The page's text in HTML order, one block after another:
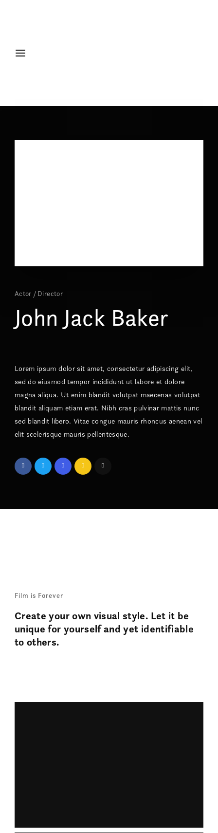
Actor Director
John Jack Baker
Lorem ipsum dolor sit amet, consectetur adipiscing elit,
sed do eiusmod tempor incididunt ut labore et dolore
magna aliqua. Ut enim blandit volutpat maecenas volutpat
blandit aliquam etiam erat. Nibh cras pulvinar mattis nunc
sed blandit libero. Vitae congue mauris rhoncus aenean vel
elit scelerisque mauris pellentesque.
Film is Forever
Create your own visual style. Let it be
unique for yourself and yet identifiable
to others.